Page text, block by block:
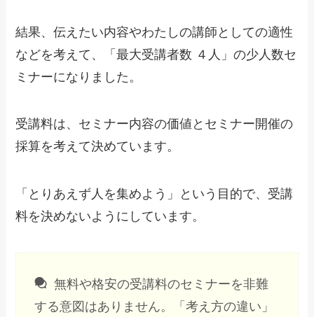
結果、伝えたい内容やわたしの講師としての適性
などを考えて、「最大受講者数 ４人」の少人数セ
ミナーになりました。
受講料は、セミナー内容の価値とセミナー開催の
採算を考えて決めています。
「とりあえず人を集めよう」という目的で、受講
料を決めないようにしています。
無料や格安の受講料のセミナーを非難
する意図はありません。「考え方の違い」